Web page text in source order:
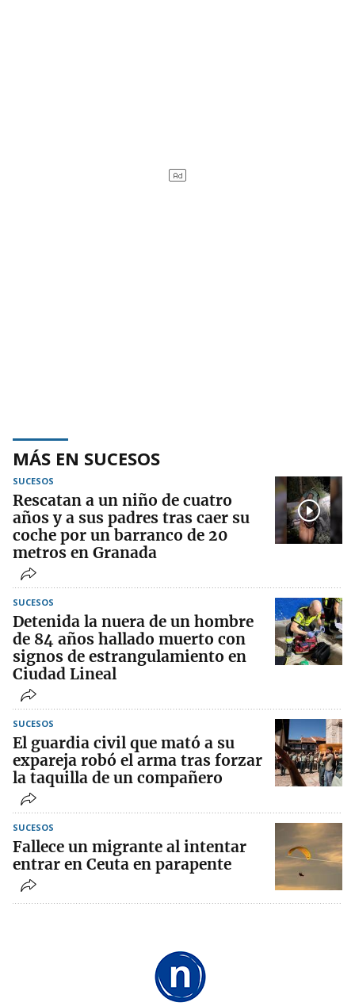
MÁS EN SUCESOS
SUCESOS
Rescatan a un niño de cuatro
años y a sus padres tras caer su
coche por un barranco de 20
metros en Granada
SUCESOS
Detenida la nuera de un hombre
de 84 años hallado muerto con
signos de estrangulamiento en
Ciudad Lineal
SUCESOS
El guardia civil que mató a su
expareja robó el arma tras forzar
la taquilla de un compañero
SUCESOS
Fallece un migrante al intentar
entrar en Ceuta en parapente